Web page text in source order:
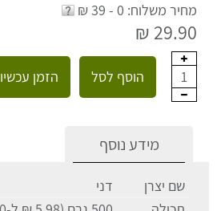
מחיר משלוח: 0 - 39 ₪
29.90 ₪
1 הוסף לסל הזמן עכשיו
מידע נוסף
שם יצרן
דני